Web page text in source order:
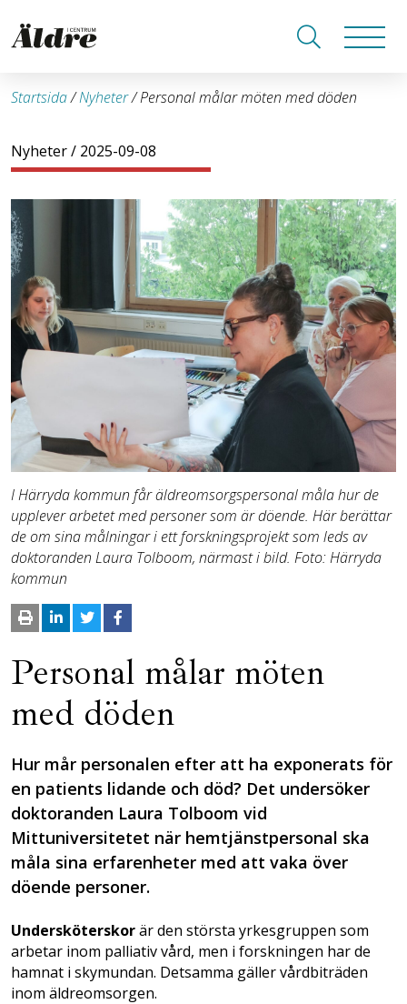
Startsida/Nyheter/Personal målar möten med döden
Nyheter/ 2025-09-08
I Härryda kommun får äldreomsorgspersonal måla hur de
upplever arbetet med personer som är döende. Här berättar
de om sina målningar i ett forskningsprojekt som leds av
doktoranden Laura Tolboom, närmast i bild. Foto: Härryda
kommun
Personal målar möten
med döden
Hur mår personalen efter att ha exponerats för
en patients lidande och död? Det undersöker
doktoranden Laura Tolboom vid
Mittuniversitetet när hemtjänstpersonal ska
måla sina erfarenheter med att vaka över
döende personer.
Undersköterskorär den största yrkesgruppen som
arbetar inom palliativ vård, men i forskningen har de
hamnat i skymundan. Detsamma gäller vårdbiträden
inom äldreomsorgen.